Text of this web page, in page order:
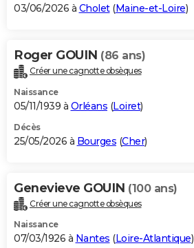
03/06/2026 à Cholet(Maine-et-Loire)
Roger GOUIN (86 ans)
Créer une cagnotte obsèques
Naissance
05/11/1939 à Orléans (Loiret)
Décès
25/05/2026 à Bourges (Cher)
Genevieve GOUIN (100 ans)
Créer une cagnotte obsèques
Naissance
07/03/1926 à Nantes (Loire-Atlantique)